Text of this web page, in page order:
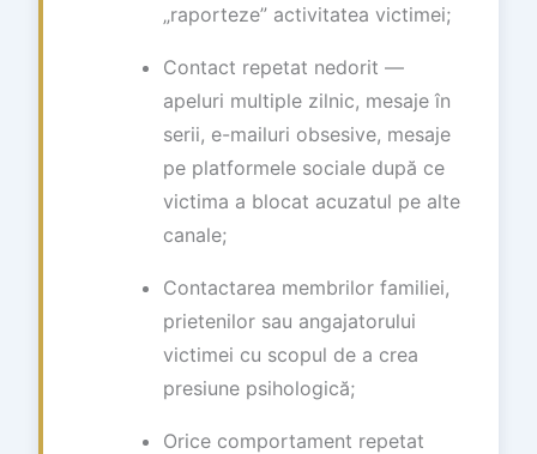
„raporteze” activitatea victimei;
Contact repetat nedorit —
apeluri multiple zilnic, mesaje în
serii, e-mailuri obsesive, mesaje
pe platformele sociale după ce
victima a blocat acuzatul pe alte
canale;
Contactarea membrilor familiei,
prietenilor sau angajatorului
victimei cu scopul de a crea
presiune psihologică;
Orice comportament repetat